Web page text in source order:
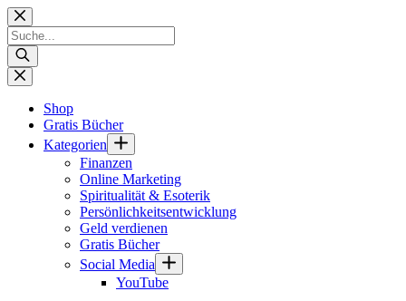
Zum
Inhalt
springen
Products
search
Shop
Gratis Bücher
Kategorien
Finanzen
Online Marketing
Spiritualität & Esoterik
Persönlichkeitsentwicklung
Geld verdienen
Gratis Bücher
Social Media
YouTube